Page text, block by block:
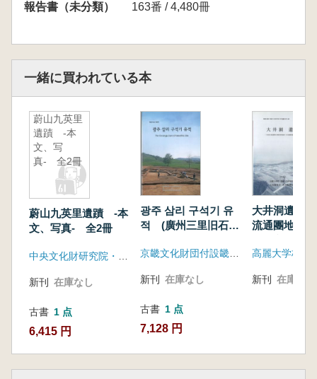
報告書（未分類）
163番 / 4,480冊
一緒に買われている本
蔚山九英里
遺蹟 -本
文、写
真- 全2冊
蔚山九英里遺蹟 -本
文、写真- 全2冊
新刊 在庫なし
古書 1 点
6,415 円
광주 삼리 구석기 유
적 (廣州三里旧石器
京畿文化財団付設畿甸文化財研究院、廣州市、2001世界陶磁器エキスポ組織委員会
新刊 在庫なし
古書 1 点
7,128 円
大井洞遺蹟-
流通團地開
査報告書-
新刊 在庫なし